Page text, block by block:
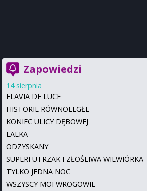
Zapowiedzi
14 sierpnia
FLAVIA DE LUCE
HISTORIE RÓWNOLEGŁE
KONIEC ULICY DĘBOWEJ
LALKA
ODZYSKANY
SUPERFUTRZAK I ZŁOŚLIWA WIEWIÓRKA
TYLKO JEDNA NOC
WSZYSCY MOI WROGOWIE